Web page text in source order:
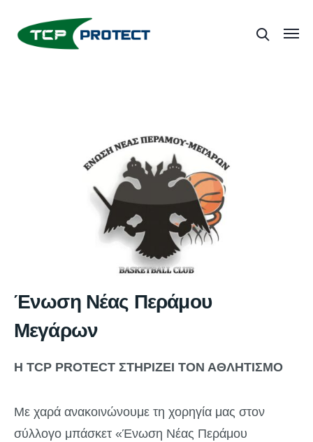
Ένωση Νέας Περάμου
Μεγάρων
Η TCP PROTECT ΣΤΗΡΙΖΕΙ ΤΟΝ ΑΘΛΗΤΙΣΜΟ
Με χαρά ανακοινώνουμε τη χορηγία μας στον
σύλλογο μπάσκετ «Ένωση Νέας Περάμου